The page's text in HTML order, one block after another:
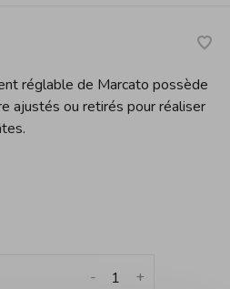
réglable de Marcato possède
ajustés ou retirés pour réaliser
+
-